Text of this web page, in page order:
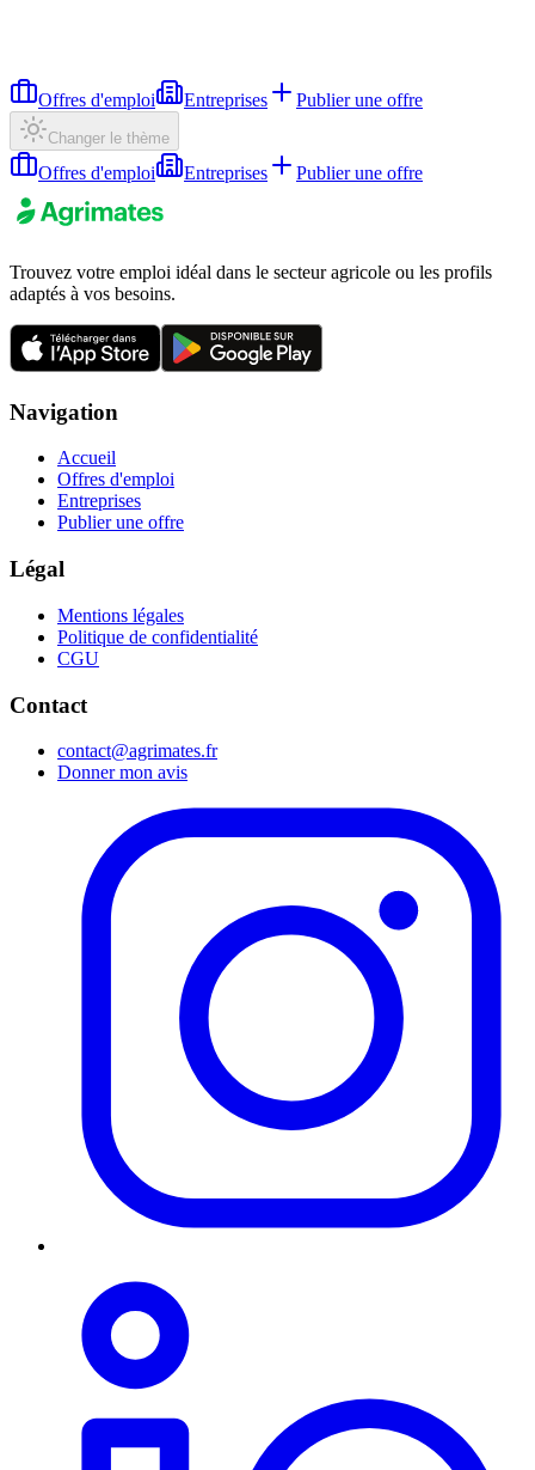
Offres d'emploi Entreprises Publier une offre
Changer le thème
Offres d'emploi Entreprises Publier une offre
Trouvez votre emploi idéal dans le secteur agricole ou les profils
adaptés à vos besoins.
Navigation
Accueil
Offres d'emploi
Entreprises
Publier une offre
Légal
Mentions légales
Politique de confidentialité
CGU
Contact
contact@agrimates.fr
Donner mon avis